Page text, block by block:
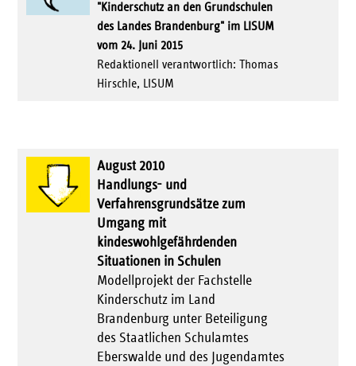
"Kinderschutz an den Grundschulen
des Landes Brandenburg" im LISUM
vom 24. Juni 2015
Redaktionell verantwortlich: Thomas
Hirschle, LISUM
August 2010
Handlungs- und
Verfahrensgrundsätze zum
Umgang mit
kindeswohlgefährdenden
Situationen in Schulen
Modellprojekt der Fachstelle
Kinderschutz im Land
Brandenburg unter Beteiligung
des Staatlichen Schulamtes
Eberswalde und des Jugendamtes